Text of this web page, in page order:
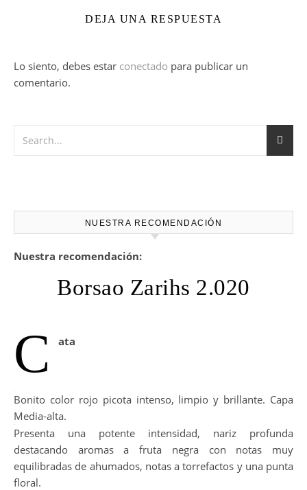
DEJA UNA RESPUESTA
Lo siento, debes estar conectado para publicar un
comentario.
NUESTRA RECOMENDACIÓN
Nuestra recomendación:
Borsao Zarihs 2.020
C ata
Bonito color rojo picota intenso, limpio y brillante. Capa
Media-alta.
Presenta una potente intensidad, nariz profunda
destacando aromas a fruta negra con notas muy
equilibradas de ahumados, notas a torrefactos y una punta
floral.